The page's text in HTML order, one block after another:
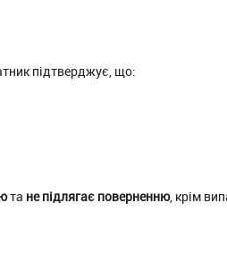
підтверджує, що:
та не підлягає поверненню, крім